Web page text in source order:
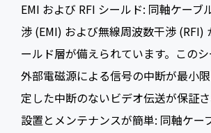
EMI および RFI シールド: 同軸ケーブ
渉 (EMI) および無線周波数干渉 (RFI)
ールド層が備えられています。このシ
外部電磁源による信号の中断が最小
定した中断のないビデオ伝送が保証さ
設置とメンテナンスが簡単: 同軸ケー